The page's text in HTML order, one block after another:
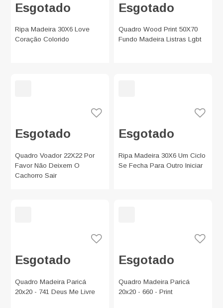
Esgotado
Ripa Madeira 30X6 Love
Coração Colorido
Esgotado
Quadro Wood Print 50X70
Fundo Madeira Listras Lgbt
Esgotado
Quadro Voador 22X22 Por
Favor Não Deixem O
Cachorro Sair
Esgotado
Ripa Madeira 30X6 Um Ciclo
Se Fecha Para Outro Iniciar
Esgotado
Quadro Madeira Paricá
20x20 - 741 Deus Me Livre
Esgotado
Quadro Madeira Paricá
20x20 - 660 - Print